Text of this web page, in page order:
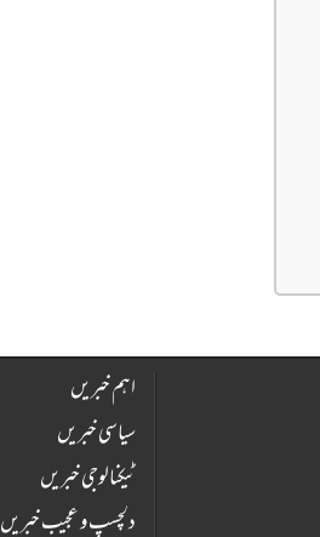
اہم خبریں
سیاسی خبریں
ٹیکنالوجی خبریں
دلچسپ و عجیب خبریں